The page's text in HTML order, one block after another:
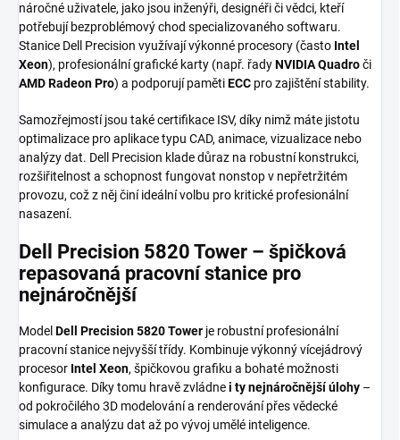
náročné uživatele, jako jsou inženýři, designéři či vědci, kteří
potřebují bezproblémový chod specializovaného softwaru.
Stanice Dell Precision využívají výkonné procesory (často Intel
Xeon), profesionální grafické karty (např. řadyNVIDIA Quadroči
AMD Radeon Pro) a podporují pamětiECC pro zajištění stability.
Samozřejmostí jsou také certifikace ISV, díky nimž máte jistotu
optimalizace pro aplikace typu CAD, animace, vizualizace nebo
analýzy dat. Dell Precision klade důraz na robustní konstrukci,
rozšiřitelnost a schopnost fungovat nonstop v nepřetržitém
provozu, což z něj činí ideální volbu pro kritické profesionální
nasazení.
Dell Precision 5820 Tower – špičková
repasovaná pracovní stanice pro
nejnáročnější
Model Dell Precision 5820 Tower je robustní profesionální
pracovní stanice nejvyšší třídy. Kombinuje výkonný vícejádrový
procesor Intel Xeon, špičkovou grafiku a bohaté možnosti
konfigurace. Díky tomu hravě zvládnei ty nejnáročnější úlohy –
od pokročilého 3D modelování a renderování přes vědecké
simulace a analýzu dat až po vývoj umělé inteligence.